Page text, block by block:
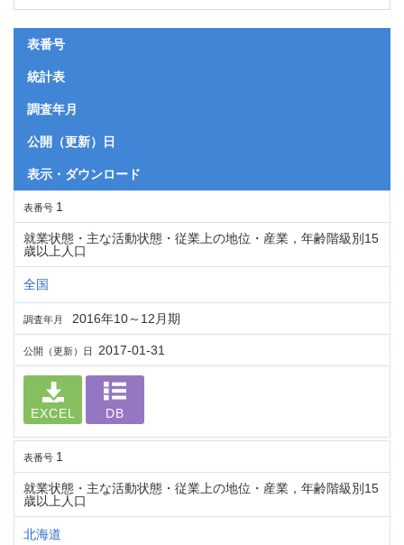
表番号
統計表
調査年月
公開（更新）日
表示・ダウンロード
表番号 1
就業状態・主な活動状態・従業上の地位・産業，年齢階級別15
歳以上人口
全国
調査年月 2016年10～12月期
公開（更新）日 2017-01-31
EXCEL DB
表番号 1
就業状態・主な活動状態・従業上の地位・産業，年齢階級別15
歳以上人口
北海道